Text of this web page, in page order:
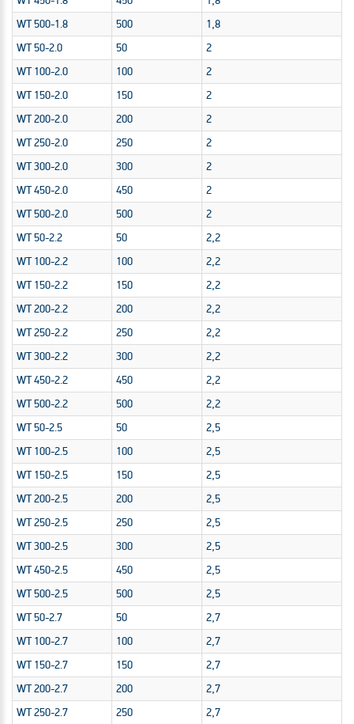
WT 500-1.8
500
1,8
WT 50-2.0
50
2
WT 100-2.0
100
2
WT 150-2.0
150
2
WT 200-2.0
200
2
WT 250-2.0
250
2
WT 300-2.0
300
2
WT 450-2.0
450
2
WT 500-2.0
500
2
WT 50-2.2
50
2,2
WT 100-2.2
100
2,2
WT 150-2.2
150
2,2
WT 200-2.2
200
2,2
WT 250-2.2
250
2,2
WT 300-2.2
300
2,2
WT 450-2.2
450
2,2
WT 500-2.2
500
2,2
WT 50-2.5
50
2,5
WT 100-2.5
100
2,5
WT 150-2.5
150
2,5
WT 200-2.5
200
2,5
WT 250-2.5
250
2,5
WT 300-2.5
300
2,5
WT 450-2.5
450
2,5
WT 500-2.5
500
2,5
WT 50-2.7
50
2,7
WT 100-2.7
100
2,7
WT 150-2.7
150
2,7
WT 200-2.7
200
2,7
WT 250-2.7
250
2,7